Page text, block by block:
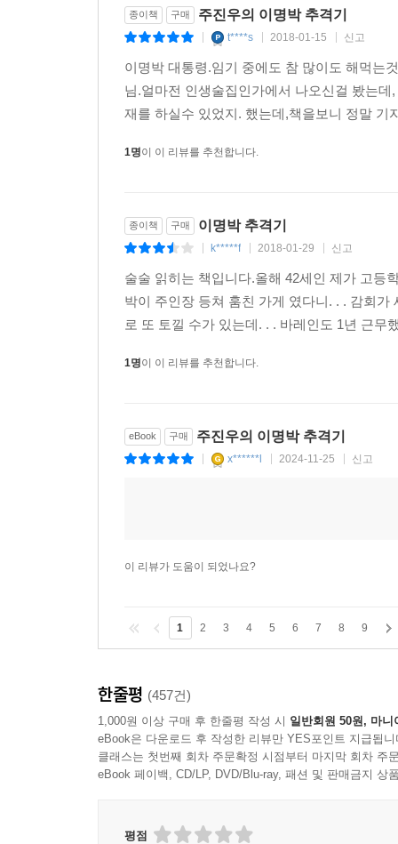
‘위협받고 산다, 잘하고 있는 거다’, ‘1천4백억 원짜
2007 뉴클리어 밤에 이은 2017 뉴클리어 밤 예고
2007년의 뉴클리어 밤
김경준이 검찰청 조사실에서 장모에게 써준 메
스위스 은행 계좌에서 140억을 다스에 송금할
동결을 풀었다. 이 모든 프로세스의 실무 책임
기자는 이 ‘외교 첩보 작전’을 뒷받침할 자료의 폭
정몽구 회장 사면 이후, 현대차가 핵심 계열사
현대다이모스는 전 세계 자동차 부품 제조회사
자료를 청와대가 컨펌했다는 정황을 주진우 기자
종이책 구매 주진우의 이명박 추격기
t****s 2018-01-15 신고
이명박 대통령.임기 중에도 참 많이도 해먹는
님.얼마전 인생술집인가에서 나오신걸 봤는
재를 하실수 있었지. 했는데,책을보니 정말
1명이 이 리뷰를 추천합니다.
종이책 구매 이명박 추격기
k*****f 2018-01-29 신고
술술 읽히는 책입니다.올해 42세인 제가 고등
박이 주인장 등쳐 훔친 가게 였다니. . . 감회
로 또 토낄 수가 있는데. . . 바레인도 1년 근
1명이 이 리뷰를 추천합니다.
eBook 구매 주진우의 이명박 추격기
x******l 2024-11-25 신고
이 리뷰가 도움이 되었나요?
1 2 3 4 5 6 7 8 9
한줄평 (457건)
1,000원 이상 구매 후 한줄평 작성 시 일반회원 50원, 마니
eBook은 다운로드 후 작성한 리뷰만 YES포인트 지급됩니
클래스는 첫번째 회차 주문확정 시점부터 마지막 회차 주
eBook 페이백, CD/LP, DVD/Blu-ray, 패션 및 판매금지 상
평점